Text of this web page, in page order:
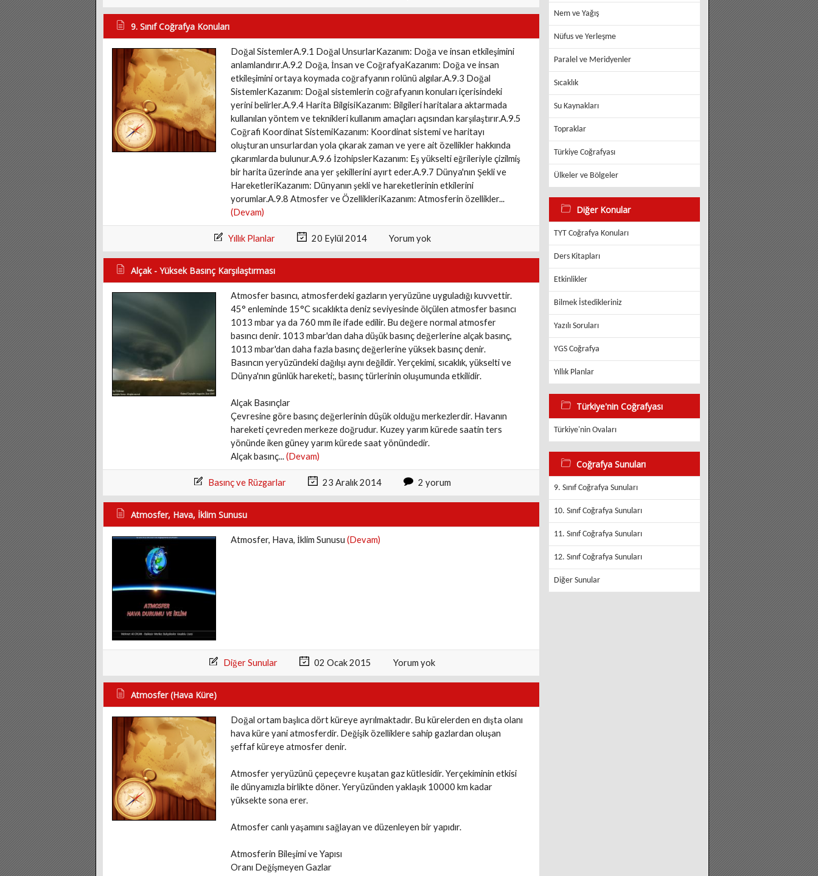
9. Sınıf Coğrafya Konuları
Doğal SistemlerA.9.1 Doğal UnsurlarKazanım: Doğa ve insan etkileşimini
anlamlandırır.A.9.2 Doğa, İnsan ve CoğrafyaKazanım: Doğa ve insan
etkileşimini ortaya koymada coğrafyanın rolünü algılar.A.9.3 Doğal
SistemlerKazanım: Doğal sistemlerin coğrafyanın konuları içerisindeki
yerini belirler.A.9.4 Harita BilgisiKazanım: Bilgileri haritalara aktarmada
kullanılan yöntem ve teknikleri kullanım amaçları açısından karşılaştırır.A.9.5
Coğrafi Koordinat SistemiKazanım: Koordinat sistemi ve haritayı
oluşturan unsurlardan yola çıkarak zaman ve yere ait özellikler hakkında
çıkarımlarda bulunur.A.9.6 İzohipslerKazanım: Eş yükselti eğrileriyle çizilmiş
bir harita üzerinde ana yer şekillerini ayırt eder.A.9.7 Dünya'nın Şekli ve
HareketleriKazanım: Dünyanın şekli ve hareketlerinin etkilerini
yorumlar.A.9.8 Atmosfer ve ÖzellikleriKazanım: Atmosferin özellikler...
(Devam)
Yıllık Planlar 20 Eylül 2014 Yorum yok
Alçak - Yüksek Basınç Karşılaştırması
Atmosfer basıncı, atmosferdeki gazların yeryüzüne uyguladığı kuvvettir.
45° enleminde 15°C sıcaklıkta deniz seviyesinde ölçülen atmosfer basıncı
1013 mbar ya da 760 mm ile ifade edilir. Bu değere normal atmosfer
basıncı denir. 1013 mbar'dan daha düşük basınç değerlerine alçak basınç,
1013 mbar'dan daha fazla basınç değerlerine yüksek basınç denir.
Basıncın yeryüzündeki dağılışı aynı değildir. Yerçekimi, sıcaklık, yükselti ve
Dünya'nın günlük hareketi;, basınç türlerinin oluşumunda etkilidir.
Alçak Basınçlar
Çevresine göre basınç değerlerinin düşük olduğu merkezlerdir. Havanın
hareketi çevreden merkeze doğrudur. Kuzey yarım kürede saatin ters
yönünde iken güney yarım kürede saat yönündedir.
Alçak basınç...(Devam)
Basınç ve Rüzgarlar 23 Aralık 2014 2 yorum
Atmosfer, Hava, İklim Sunusu
Atmosfer, Hava, İklim Sunusu (Devam)
Diğer Sunular 02 Ocak 2015 Yorum yok
Atmosfer (Hava Küre)
Doğal ortam başlıca dört küreye ayrılmaktadır. Bu kürelerden en dışta olanı
hava küre yani atmosferdir. Değişik özelliklere sahip gazlardan oluşan
şeffaf küreye atmosfer denir.
Atmosfer yeryüzünü çepeçevre kuşatan gaz kütlesidir. Yerçekiminin etkisi
ile dünyamızla birlikte döner. Yeryüzünden yaklaşık 10000 km kadar
yüksekte sona erer.
Atmosfer canlı yaşamını sağlayan ve düzenleyen bir yapıdır.
Atmosferin Bileşimi ve Yapısı
Oranı Değişmeyen Gazlar
Nem ve Yağış
Nüfus ve Yerleşme
Paralel ve Meridyenler
Sıcaklık
Su Kaynakları
Topraklar
Türkiye Coğrafyası
Ülkeler ve Bölgeler
Diğer Konular
TYT Coğrafya Konuları
Ders Kitapları
Etkinlikler
Bilmek İstedikleriniz
Yazılı Soruları
YGS Coğrafya
Yıllık Planlar
Türkiye'nin Coğrafyası
Türkiye'nin Ovaları
Coğrafya Sunuları
9. Sınıf Coğrafya Sunuları
10. Sınıf Coğrafya Sunuları
11. Sınıf Coğrafya Sunuları
12. Sınıf Coğrafya Sunuları
Diğer Sunular